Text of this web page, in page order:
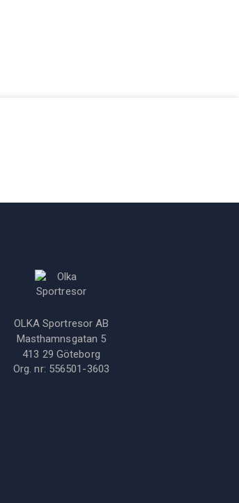
OLKA Sportresor AB
Masthamnsgatan 5
413 29 Göteborg
Org. nr: 556501-3603